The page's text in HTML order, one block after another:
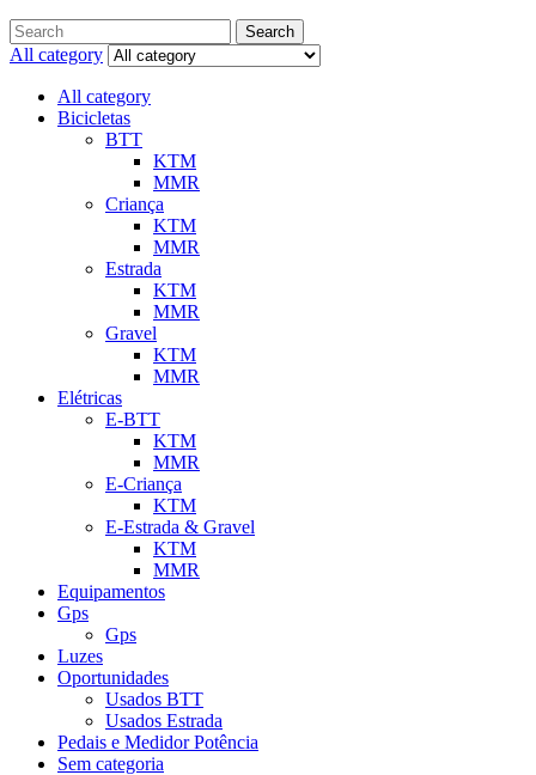
Search
All category
All category
Bicicletas
BTT
KTM
MMR
Criança
KTM
MMR
Estrada
KTM
MMR
Gravel
KTM
MMR
Elétricas
E-BTT
KTM
MMR
E-Criança
KTM
E-Estrada & Gravel
KTM
MMR
Equipamentos
Gps
Gps
Luzes
Oportunidades
Usados BTT
Usados Estrada
Pedais e Medidor Potência
Sem categoria